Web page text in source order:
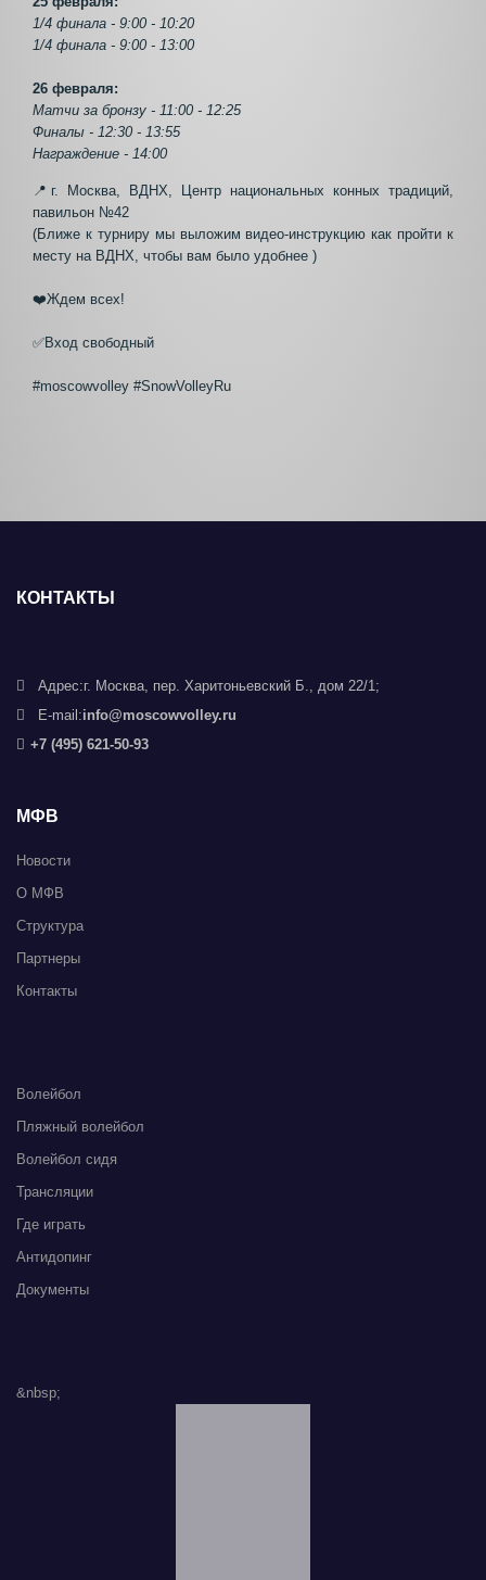
1/4 финала - 9:00 - 10:20
1/4 финала - 9:00 - 13:00
26 февраля:
Матчи за бронзу - 11:00 - 12:25
Финалы - 12:30 - 13:55
Награждение - 14:00
📍г. Москва, ВДНХ, Центр национальных конных традиций,
павильон №42
(Ближе к турниру мы выложим видео-инструкцию как пройти к
месту на ВДНХ, чтобы вам было удобнее )
❤️Ждем всех!
✅Вход свободный
#moscowvolley #SnowVolleyRu
КОНТАКТЫ
Адрес:г. Москва, пер. Харитоньевский Б., дом 22/1;
E-mail:info@moscowvolley.ru
+7 (495) 621-50-93
МФВ
Новости
О МФВ
Структура
Партнеры
Контакты
Волейбол
Пляжный волейбол
Волейбол сидя
Трансляции
Где играть
Антидопинг
Документы
&nbsp;